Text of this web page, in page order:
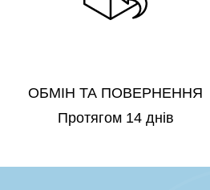
ОБМІН ТА ПОВЕРНЕННЯ
Протягом 14 днів